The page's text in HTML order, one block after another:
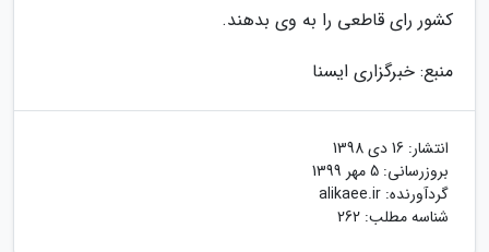
کشور رای قاطعی را به وی بدهند.
منبع: خبرگزاری ایسنا
انتشار: 16 دی 1398
بروزرسانی: 5 مهر 1399
گردآورنده: alikaee.ir
شناسه مطلب: 262